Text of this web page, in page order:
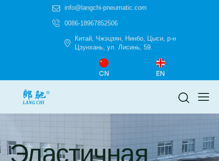
info@langchi-pneumatic.com
0086-18967852506
Китай, Чжэцзян, Нинбо, Цыси, р-н
Цзунхань, ул. Лисинь, 59.
CN EN
Эластичная